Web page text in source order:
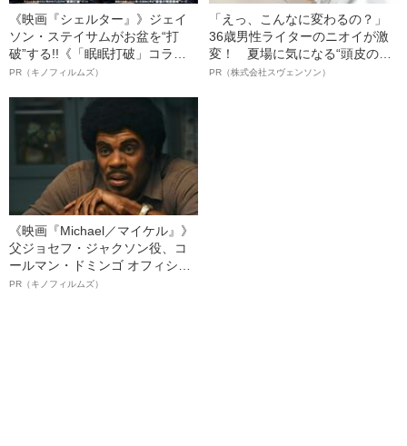
《映画『シェルター』》ジェイ
ソン・ステイサムがお盆を“打
破”する!!《「眠眠打破」コラ
ボ》
PR（キノフィルムズ）
「えっ、こんなに変わるの？」
36歳男性ライターのニオイが激
変！ 夏場に気になる“頭皮のニ
オイ”や“ベタつき”を解消す
PR（株式会社スヴェンソン）
《映画『Michael／マイケル』》
父ジョセフ・ジャクソン役、コ
ールマン・ドミンゴ オフィシャ
ルインタビュー“観客を魅了した
PR（キノフィルムズ）